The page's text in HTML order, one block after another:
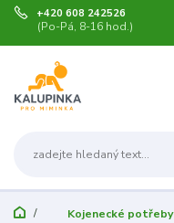
+420 608 242526
(Po-Pá, 8-16 hod.)
Kojenecké potřeby